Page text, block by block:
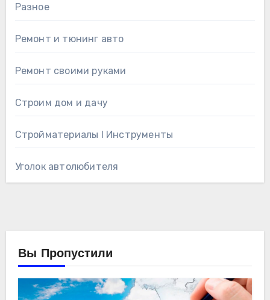
Разное
Ремонт и тюнинг авто
Ремонт своими руками
Строим дом и дачу
Стройматериалы l Инструменты
Уголок автолюбителя
Вы Пропустили